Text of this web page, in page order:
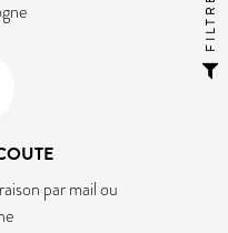
par mail ou
FILTRER